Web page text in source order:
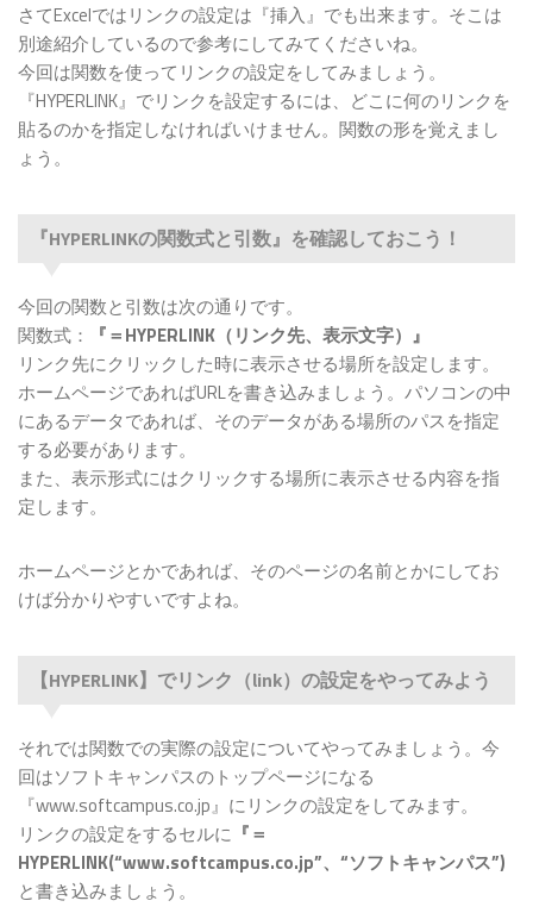
さてExcelではリンクの設定は『挿入』でも出来ます。そこは
別途紹介しているので参考にしてみてくださいね。
今回は関数を使ってリンクの設定をしてみましょう。
『HYPERLINK』でリンクを設定するには、どこに何のリンクを
貼るのかを指定しなければいけません。関数の形を覚えまし
ょう。
『HYPERLINKの関数式と引数』を確認しておこう！
今回の関数と引数は次の通りです。
関数式：
『＝HYPERLINK（リンク先、表示文字）』
リンク先にクリックした時に表示させる場所を設定します。
ホームページであればURLを書き込みましょう。パソコンの中
にあるデータであれば、そのデータがある場所のパスを指定
する必要があります。
また、表示形式にはクリックする場所に表示させる内容を指
定します。
ホームページとかであれば、そのページの名前とかにしてお
けば分かりやすいですよね。
【HYPERLINK】でリンク（link）の設定をやってみよう
それでは関数での実際の設定についてやってみましょう。今
回はソフトキャンパスのトップページになる
『www.softcampus.co.jp』にリンクの設定をしてみます。
リンクの設定をするセルに 『＝
HYPERLINK(“www.softcampus.co.jp”、“ソフトキャンパス”)
と書き込みましょう。